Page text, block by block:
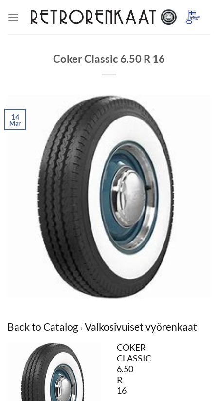
Coker Classic 6.50 R 16
14
Mar
Back to Catalog Valkosivuiset vyörenkaat
COKER
CLASSIC
6.50
R
16